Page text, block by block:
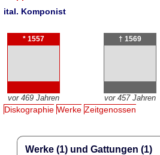
ital. Komponist
* 1557
vor 469 Jahren
† 1569
vor 457 Jahren
Diskographie Werke Zeitgenossen
Werke (1) und Gattungen (1)